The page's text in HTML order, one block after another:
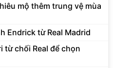
mộ thêm trung vệ mùa
Endrick từ Real Madrid
từ chối Real để chọn